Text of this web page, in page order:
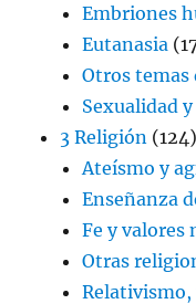
Embriones
Eutanasia
Otros temas
Sexualidad
3 Religión (124)
Ateísmo y
Enseñanza
Fe y valores
Otras